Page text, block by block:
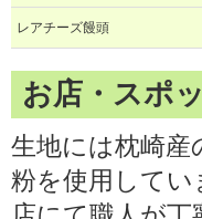
レアチーズ饅頭
お店・スポ
生地には枕崎産
粉を使用してい